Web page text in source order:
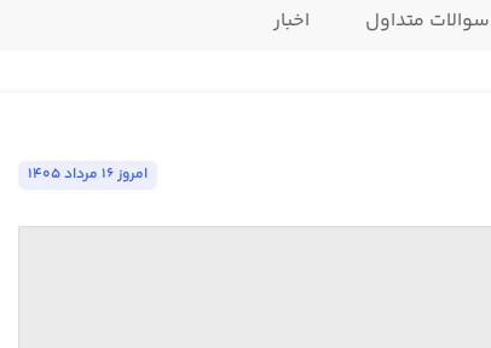
سوالات متداول اخبار
امروز ١٦ مرداد ١٤٠٥